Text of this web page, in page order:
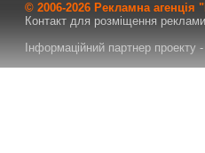
© 2006-2026 Рекламна
Контакт для розміщення
Інформаційний партнер проекту